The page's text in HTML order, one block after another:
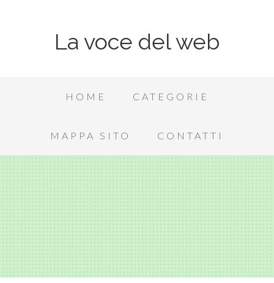
La voce del web
HOME CATEGORIE
MAPPA SITO CONTATTI